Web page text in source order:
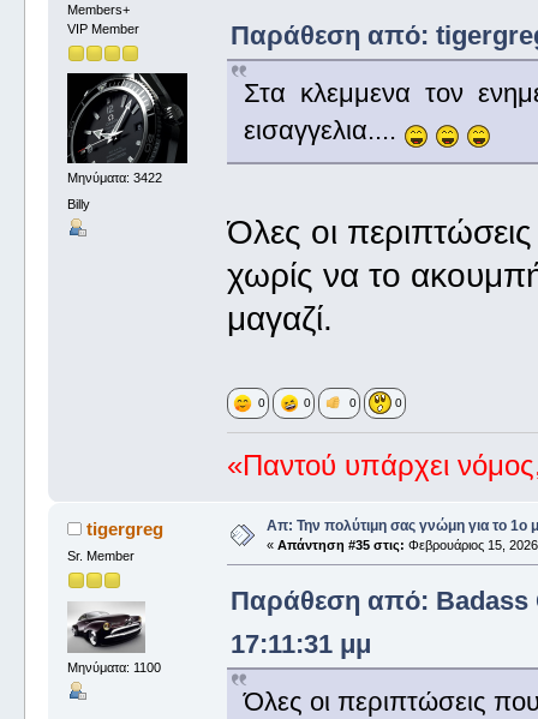
Members+
VIP Member
Μηνύματα: 3422
Billy
Παράθεση από:
Στα κλεμμενα τον
εισαγγελια....
Όλες οι
χωρίς να το
μαγαζί.
0 0 0 0
«Παντού υπάρχει
tigergreg
Sr. Member
Μηνύματα: 1100
Απ: Την πολύτιμη σας γνώμη για το 1ο
« Απάντηση #35 στις: Φεβρουάριος 15,
Παράθεση από: Badass
17:11:31 μμ
Όλες οι περιπτώσεις